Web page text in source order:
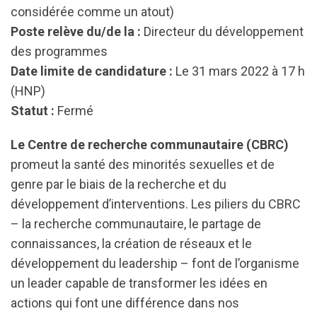
considérée comme un atout)
Poste relève du/de la : Directeur du développement
des programmes
Date limite de candidature : Le 31 mars 2022 à 17 h
(HNP)
Statut : Fermé
Le Centre de recherche communautaire (CBRC)
promeut la santé des minorités sexuelles et de
genre par le biais de la recherche et du
développement d’interventions. Les piliers du CBRC
– la recherche communautaire, le partage de
connaissances, la création de réseaux et le
développement du leadership – font de l’organisme
un leader capable de transformer les idées en
actions qui font une différence dans nos